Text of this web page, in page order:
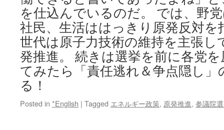
を仕込んでいるのだ。 では、野
社民、生活ははっきり原発反対
世代は原子力技術の維持を主張
発推進。 続きは選挙を前に各党
てみたら「責任逃れ＆争点隠し
る！
Posted in *English | Tagged エネルギー政策, 原発推進, 参議院